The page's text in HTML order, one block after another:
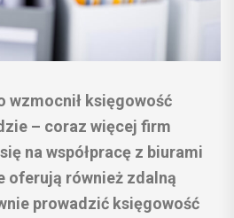
wzmocnił księgowość
– coraz więcej firm
na współpracę z biurami
oferują również zdalną
prowadzić księgowość